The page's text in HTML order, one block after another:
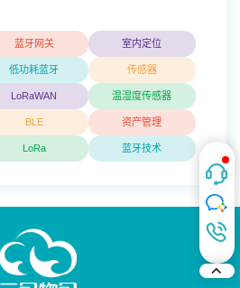
蓝牙网关 室内定位
低功耗蓝牙 传感器
LoRaWAN 温湿度传感器
BLE 资产管理
LoRa 蓝牙技术